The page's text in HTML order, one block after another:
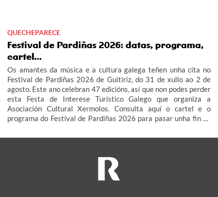
QUECHEPARECE
Festival de Pardiñas 2026: datas, programa,
cartel…
Os amantes da música e a cultura galega teñen unha cita no
Festival de Pardiñas 2026 de Guitiriz, do 31 de xullo ao 2 de
agosto. Este ano celebran 47 edicións, así que non podes perder
esta Festa de Interese Turístico Galego que organiza a
Asociación Cultural Xermolos. Consulta aquí o cartel e o
programa do Festival de Pardiñas 2026 para pasar unha fin de